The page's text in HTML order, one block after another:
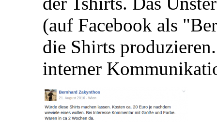
(auf Facebook als
die Shirts
interner